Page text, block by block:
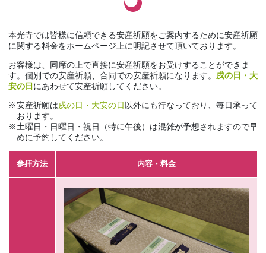
本光寺では皆様に信頼できる安産祈願をご案内するために安産祈願
に関する料金をホームページ上に明記させて頂いております。
お客様は、同席の上で直接に安産祈願をお受けすることができま
す。個別での安産祈願、合同での安産祈願になります。 戌の日・大
安の日 にあわせて安産祈願してください。
安産祈願は戌の日・大安の日 以外にも行なっており、毎日承って
おります。
土曜日・日曜日・祝日（特に午後）は混雑が予想されますので早
めに予約してください。
参拝方法 内容・料金